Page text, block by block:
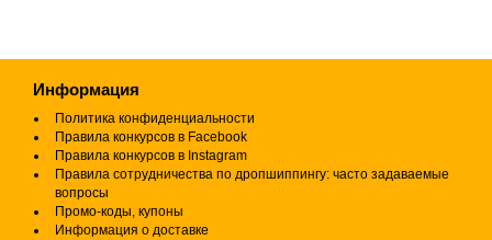
Информация
Политика конфиденциальности
Правила конкурсов в Facebook
Правила конкурсов в Instagram
Правила сотрудничества по дропшиппингу: часто задаваемые
вопросы
Промо-коды, купоны
Информация о доставке